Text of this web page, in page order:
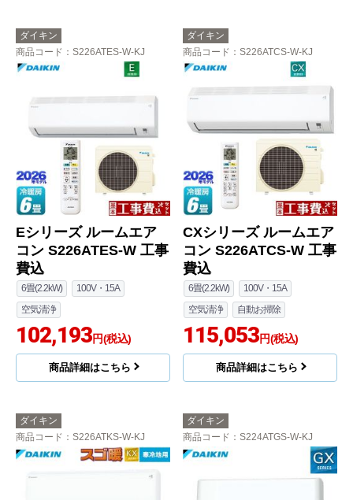
ダイキン
商品コード ：S226ATES-W-KJ
Eシリーズ ルームエア
コン S226ATES-W 工事
費込
6畳(2.2kW)
100V・15A
空気清浄
102,193円(税込)
商品詳細はこちら
ダイキン
商品コード ：S226ATCS-W-KJ
CXシリーズ ルームエア
コン S226ATCS-W 工事
費込
6畳(2.2kW)
100V・15A
空気清浄
自動お掃除
115,053円(税込)
商品詳細はこちら
ダイキン
商品コード ：S226ATKS-W-KJ
ダイキン
商品コード ：S224ATGS-W-KJ